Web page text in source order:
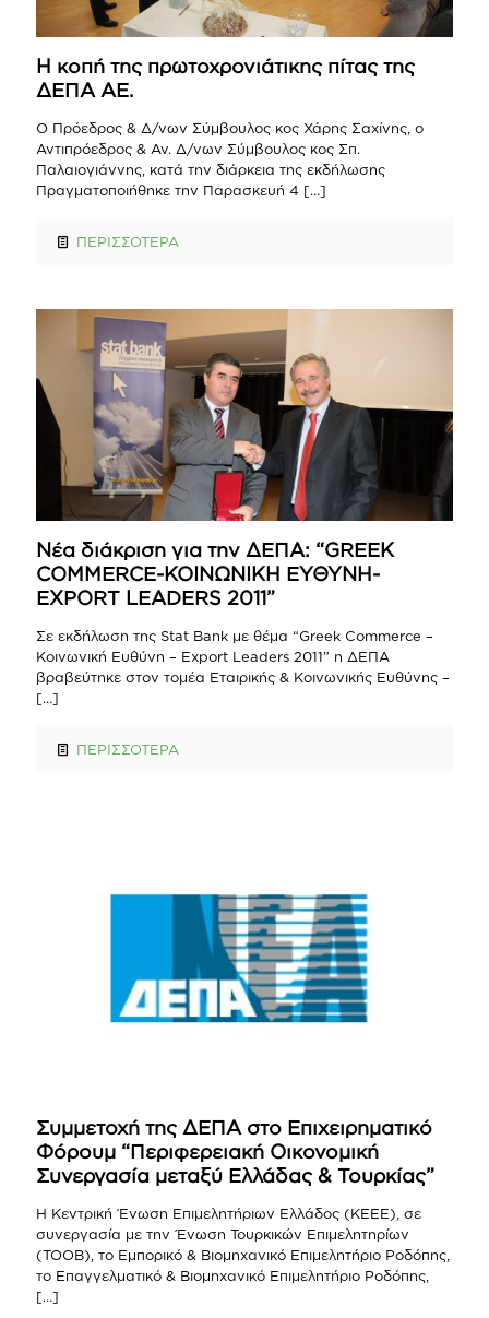
Η κοπή της πρωτοχρονιάτικης πίτας της
ΔΕΠΑ ΑΕ.
Ο Πρόεδρος & Δ/νων Σύμβουλος κος Χάρης Σαχίνης, ο
Αντιπρόεδρος & Αν. Δ/νων Σύμβουλος κος Σπ.
Παλαιογιάννης, κατά την διάρκεια της εκδήλωσης
Πραγματοποιήθηκε την Παρασκευή 4 […]
ΠΕΡΙΣΣΟΤΕΡΑ
Νέα διάκριση για την ΔΕΠΑ: “GREEK
COMMERCE-ΚΟΙΝΩΝΙΚΗ ΕΥΘΥΝΗ-
EXPORT LEADERS 2011”
Σε εκδήλωση της Stat Bank με θέμα “Greek Commerce –
Κοινωνική Ευθύνη – Export Leaders 2011” η ΔΕΠΑ
βραβεύτηκε στον τομέα Εταιρικής & Κοινωνικής Ευθύνης –
[…]
ΠΕΡΙΣΣΟΤΕΡΑ
Συμμετοχή της ΔΕΠΑ στο Επιχειρηματικό
Φόρουμ “Περιφερειακή Οικονομική
Συνεργασία μεταξύ Ελλάδας & Τουρκίας”
Η Κεντρική Ένωση Επιμελητήριων Ελλάδος (ΚΕΕΕ), σε
συνεργασία με την Ένωση Τουρκικών Επιμελητηρίων
(ΤΟΟΒ), το Εμπορικό & Βιομηχανικό Επιμελητήριο Ροδόπης,
το Επαγγελματικό & Βιομηχανικό Επιμελητήριο Ροδόπης,
[…]